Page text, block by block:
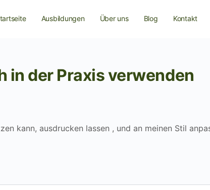
Ausbildungen Über uns Blog Kontakt
in der Praxis verwenden
kann, ausdrucken lassen , und an meinen Stil